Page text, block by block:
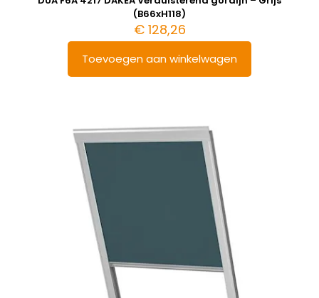
(B66xH118)
€128,26
Toevoegen aan winkelwagen